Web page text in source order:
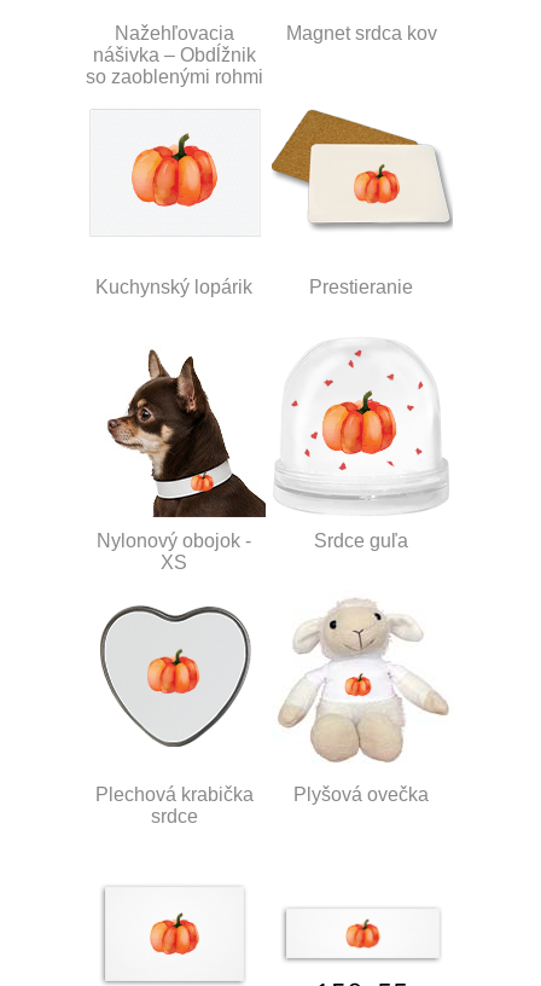
Nažehľovacia
nášivka – Obdĺžnik
so zaoblenými rohmi
Magnet srdca kov
Kuchynský lopárik Prestieranie
Nylonový obojok -
XS
Srdce guľa
Plechová krabička
srdce
Plyšová ovečka